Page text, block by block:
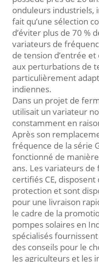
onduleurs industriels,
fait qu’une sélection
d’éviter plus de 70 %
variateurs de
de tension d’entrée
aux perturbations de
particulièrement
indiennes.
Dans un projet de
utilisait un variateur
constamment en
Après son
fréquence de la série
fonctionné de
ans. Les variateurs
certifiés CE,
protection et sont
pour une livraison
le cadre de la
pompes solaires en
spécialisés
des conseils pour le
les agriculteurs et les